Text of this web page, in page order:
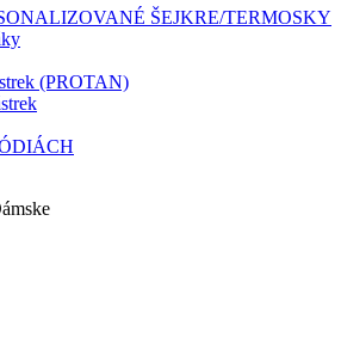
ŠEJKRE/TERMOSKY
(PROTAN)